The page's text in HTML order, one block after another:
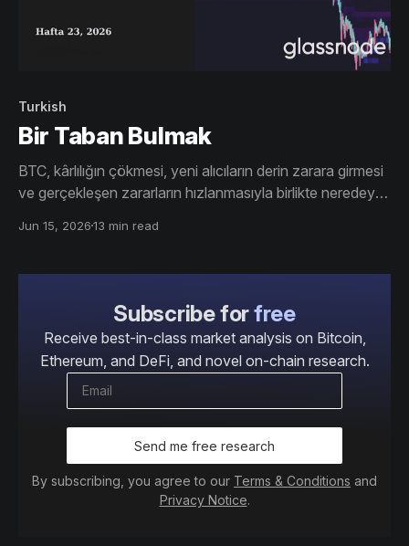
Turkish
Bir Taban Bulmak
BTC, kârlılığın çökmesi, yeni alıcıların derin zarara girmesi
ve gerçekleşen zararların hızlanmasıyla birlikte neredeyse
zayıfladı, hazine alımları yavaşladı ve opsiyon piyasaları
Jun 15, 202613 min read
Subscribe forfree
Receive best-in-class market analysis on Bitcoin,
Ethereum, and DeFi, and novel on-chain research.
Send me free research
By subscribing, you agree to our Terms & Conditions and
Privacy Notice.